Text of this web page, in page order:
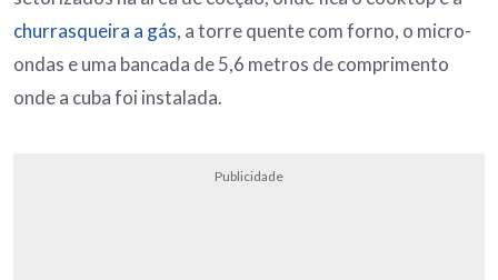
churrasqueira a gás, a torre quente com forno, o micro-
ondas e uma bancada de 5,6 metros de comprimento
onde a cuba foi instalada.
Publicidade